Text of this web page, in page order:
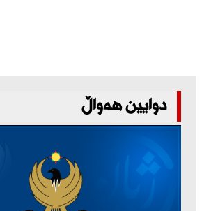
دوایین هەواڵ